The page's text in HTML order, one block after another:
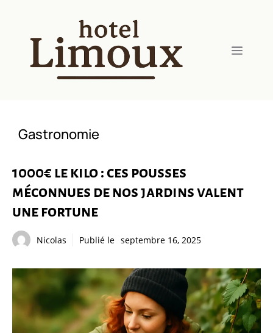
contenu
Menu
Gastronomie
1000€ le kilo : ces pousses
méconnues de nos jardins valent
une fortune
Nicolas Publié le septembre 16, 2025